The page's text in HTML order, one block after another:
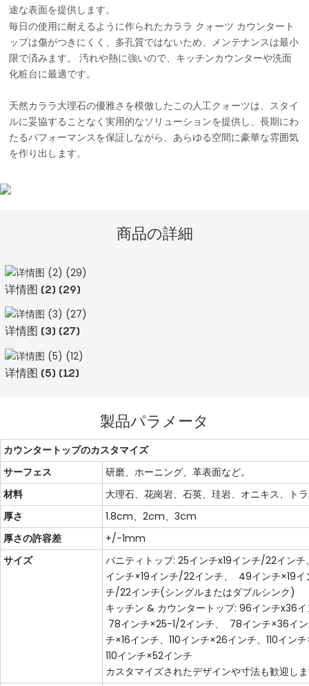
途な表面を提供します。
毎日の使用に耐えるように作られたカララ クォーツ カウンタート
ップは傷がつきにくく、多孔質ではないため、メンテナンスは最小
限で済みます。 汚れや熱に強いので、キッチンカウンターや洗面
化粧台に最適です。
天然カララ大理石の優雅さを模倣したこの人工クォーツは、スタイ
ルに妥協することなく実用的なソリューションを提供し、長期にわ
たるパフォーマンスを保証しながら、あらゆる空間に豪華な雰囲気
を作り出します。
商品の詳細
详情图 (2) (29)
详情图 (3) (27)
详情图 (5) (12)
製品パラメータ
カウンタートップのカスタマイズ
サーフェス
研磨、ホーニング、革表面など。
材料
大理石、花崗岩、石英、珪岩、オニキス、ト
厚さ
1.8cm、2cm、3cm
厚さの許容差
+/-1mm
サイズ
バニティトップ: 25インチx19インチ/22イン
インチ×19インチ/22インチ、 49インチ×19
チ/22インチ(シングルまたはダブルシンク)
キッチン & カウンタートップ: 96インチx36
78インチ×25-1/2インチ、 78インチ×36イ
チ×16インチ、110インチ×26インチ、110イン
110インチ×52インチ
カスタマイズされたデザインや寸法も歓迎し